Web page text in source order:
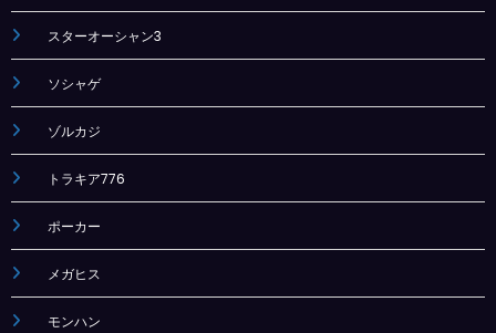
スターオーシャン3
ソシャゲ
ゾルカジ
トラキア776
ポーカー
メガヒス
モンハン